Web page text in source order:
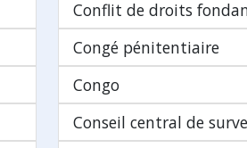
Conflit de droits
Congé pénitentiaire
Congo
Conseil central de